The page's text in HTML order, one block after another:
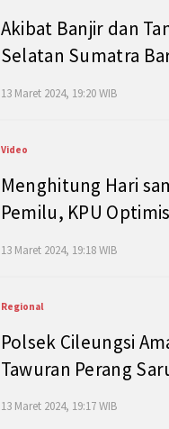
Akibat Banjir dan
Selatan Sumatra
13 Maret 2024, 19:20 WIB
Video
Menghitung Hari
Pemilu, KPU
13 Maret 2024, 19:18 WIB
Regional
Polsek Cileungsi
Tawuran Perang
13 Maret 2024, 19:17 WIB